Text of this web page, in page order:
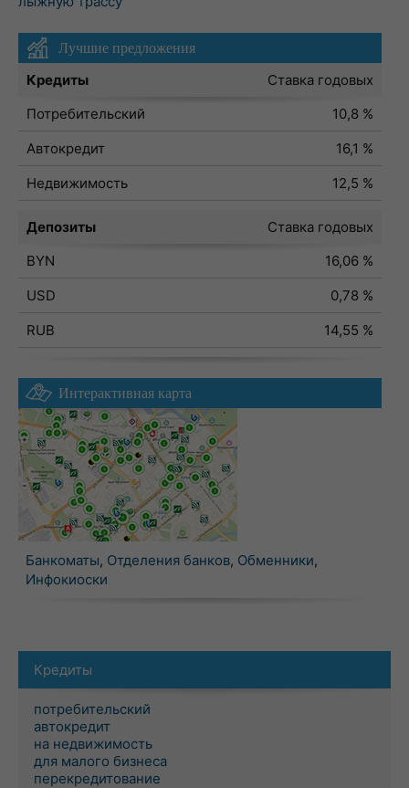
Лучшие предложения
Кредиты
Ставка годовых
Потребительский
10,8 %
Автокредит
16,1 %
Недвижимость
12,5 %
Депозиты
Ставка годовых
BYN
16,06 %
USD
0,78 %
RUB
14,55 %
Интерактивная карта
Банкоматы, Отделения банков, Обменники,
Инфокиоски
Кредиты
потребительский
автокредит
на недвижимость
для малого бизнеса
перекредитование